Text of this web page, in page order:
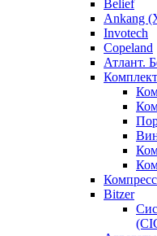
Belief
Ankang
Invotech
Copeland
Атлант.
Bitzer